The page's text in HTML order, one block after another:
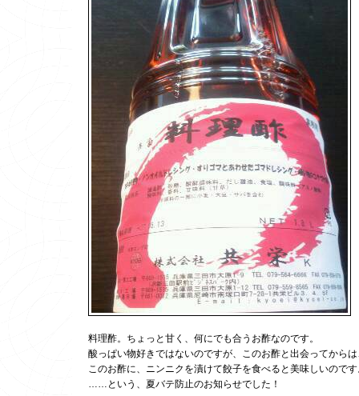
料理酢。ちょっと甘く、何にでも合うお酢なのです。
酸っぱい物好きではないのですが、このお酢と出会ってから
このお酢に、ニンニクを漬けて餃子を食べると美味しいので
……という、夏バテ防止のお知らせでした！